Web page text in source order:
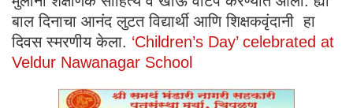
बाल दिनाचा आनंद लुटत विद्यार्थी आणि शिक्षकवृंदानी हा
दिवस स्मरणीय केला. ‘Children’s Day’ celebrated at
Veldur Nawanagar School